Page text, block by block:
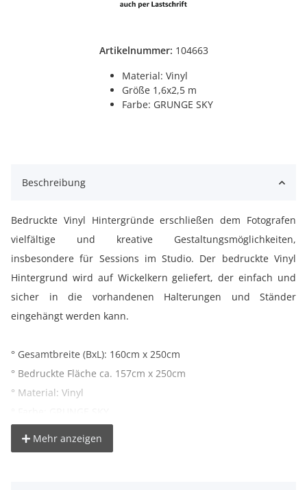
Artikelnummer: 104663
Material: Vinyl
Größe 1,6x2,5 m
Farbe: GRUNGE SKY
Beschreibung
Bedruckte Vinyl Hintergründe erschließen dem Fotografen
vielfältige und kreative Gestaltungsmöglichkeiten,
insbesondere für Sessions im Studio. Der bedruckte Vinyl
Hintergrund wird auf Wickelkern geliefert, der einfach und
sicher in die vorhandenen Halterungen und Ständer
eingehängt werden kann.
° Gesamtbreite (BxL): 160cm x 250cm
° Bedruckte Fläche ca. 157cm x 250cm
° Material: Vinyl
° Pappkern Innendurchmesser: ca. 54mm
Mehr anzeigen